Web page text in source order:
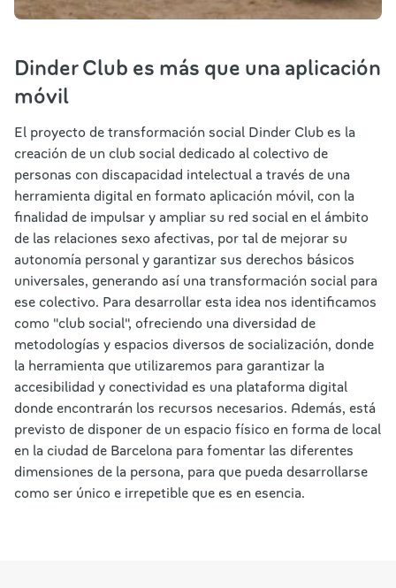
Dinder Club es más que una aplicación
móvil
El proyecto de transformación social Dinder Club es la
creación de un club social dedicado al colectivo de
personas con discapacidad intelectual a través de una
herramienta digital en formato aplicación móvil, con la
finalidad de impulsar y ampliar su red social en el ámbito
de las relaciones sexo afectivas, por tal de mejorar su
autonomía personal y garantizar sus derechos básicos
universales, generando así una transformación social para
ese colectivo. Para desarrollar esta idea nos identificamos
como "club social", ofreciendo una diversidad de
metodologías y espacios diversos de socialización, donde
la herramienta que utilizaremos para garantizar la
accesibilidad y conectividad es una plataforma digital
donde encontrarán los recursos necesarios. Además, está
previsto de disponer de un espacio físico en forma de local
en la ciudad de Barcelona para fomentar las diferentes
dimensiones de la persona, para que pueda desarrollarse
como ser único e irrepetible que es en esencia.